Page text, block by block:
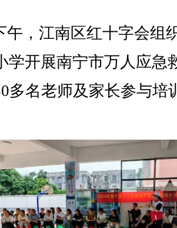
午，江南区红十字会组
学开展南宁市万人应急
多名老师及家长参与培